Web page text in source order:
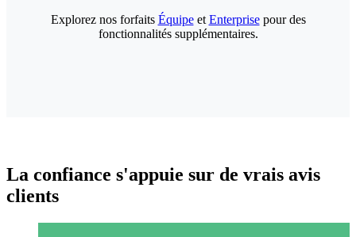
Explorez nos forfaits Équipeet Enterprisepour des
fonctionnalités supplémentaires.
La confiance s'appuie sur de vrais avis
clients